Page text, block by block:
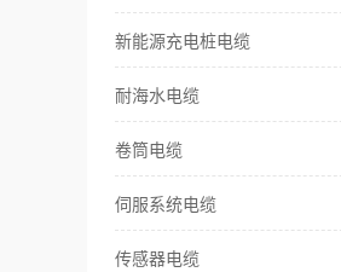
新能源充电桩电缆
耐海水电缆
卷筒电缆
伺服系统电缆
传感器电缆